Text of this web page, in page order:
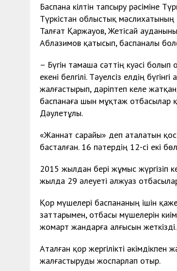
Баспана кілтін тапсыру рәсіміне
Түркістан облыстық
Талғат Қаржауов, Жетісай
Аблазимов қатысып, баспаналы
– Бүгін тамаша сәттің куәсі
екені белгілі. Тәуелсіз елдің
жалғастырып, дәріптеп келе
баспанаға шын мұқтаж отбасылар
Дәулетұлы.
«Жаннат сарайы» деп аталатын
басталған. 16 пәтердің 12-сі екі
2015 жылдан бері жұмыс
жылда 29 әлеуеті әлжуаз
Қор мүшелері баспананың ішін
заттарымен, отбасы мүшелерін
жомарт жандарға алғысын жеткізді.
Аталған қор жергілікті
жалғастыруды жоспарлап отыр.